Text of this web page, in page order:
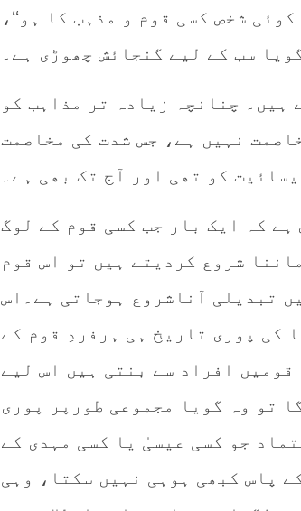
شخص کسی قوم و مذہب کا ہو‘‘،
سب کے لیے گنجائش چھوڑی ہے۔
ہیں۔ چنانچہ زیادہ تر مذاہب کو
نہیں ہے، جس شدت کی مخاصمت
کو تھی اور آج تک بھی ہے۔
کہ ایک بار جب کسی قوم کے لوگ
شروع کردیتے ہیں تو اس قوم
تبدیلی آناشروع ہوجاتی ہے۔اس
کی پوری تاریخ ہی ہرفردِ قوم کے
افراد سے بنتی ہیں اس لیے
تو وہ گویا مجموعی طورپر پوری
جو کسی عیسیٰ یا کسی مہدی کے
پاس کبھی ہوہی نہیں سکتا، وہی